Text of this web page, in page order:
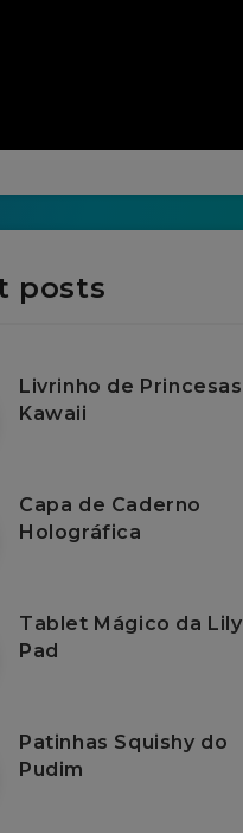
posts
Livrinho de Princesas
Kawaii
Capa de Caderno
Holográfica
Tablet Mágico da Lily
Pad
Patinhas Squishy do
Pudim